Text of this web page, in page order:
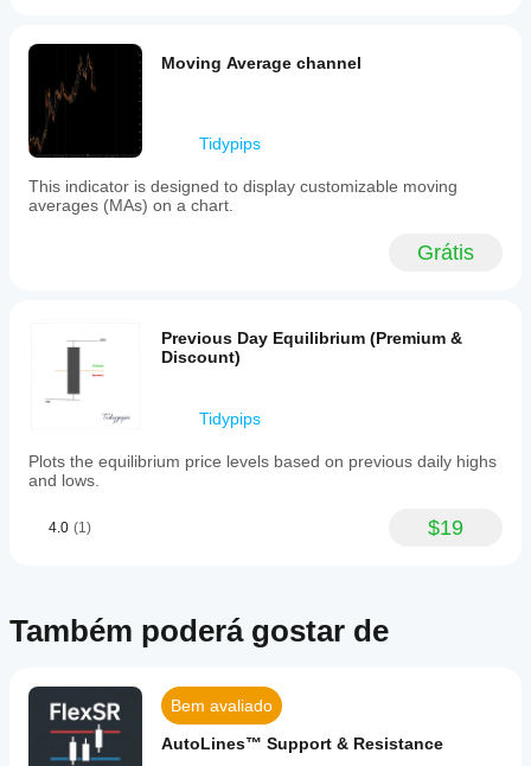
Moving Average channel
Tidypips
This indicator is designed to display customizable moving
averages (MAs) on a chart.
Grátis
Previous Day Equilibrium (Premium &
Discount)
Tidypips
Plots the equilibrium price levels based on previous daily highs
and lows.
4.0 (1) $19
Também poderá gostar de
Bem avaliado
AutoLines™ Support & Resistance